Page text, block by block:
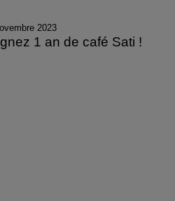
2023
1 an de café Sati !